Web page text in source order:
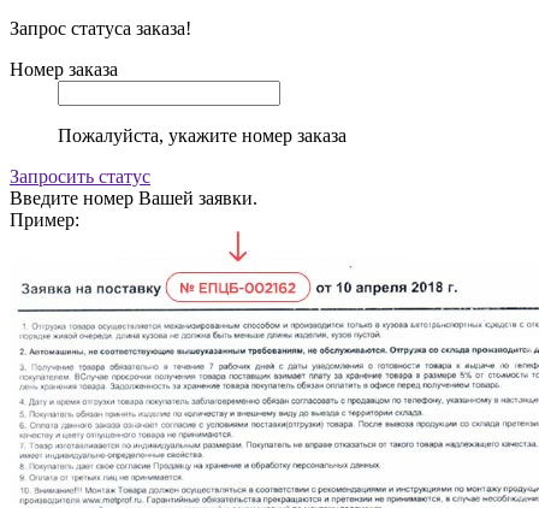
Запрос статуса заказа!
Номер заказа
Пожалуйста, укажите номер заказа
Запросить статус
Введите номер Вашей заявки.
Пример: